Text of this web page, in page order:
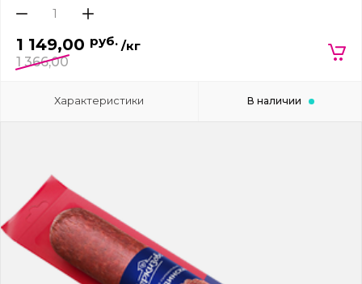
1 149,00 руб. /кг
1 366,00
Характеристики В наличии